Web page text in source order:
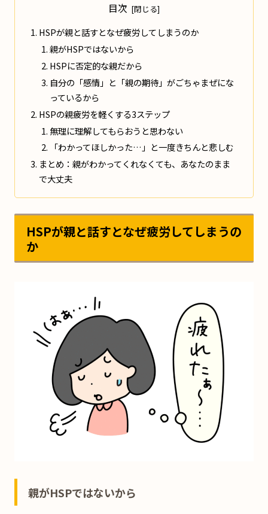
目次
HSPが親と話すとなぜ疲労してしまうのか
親がHSPではないから
HSPに否定的な親だから
自分の「感情」と「親の期待」がごちゃまぜにな
っているから
HSPの親疲労を軽くする3ステップ
無理に理解してもらおうと思わない
「わかってほしかった…」と一度きちんと悲しむ
まとめ：親がわかってくれなくても、あなたのまま
で大丈夫
HSPが親と話すとなぜ疲労してしまうの
か
親がHSPではないから